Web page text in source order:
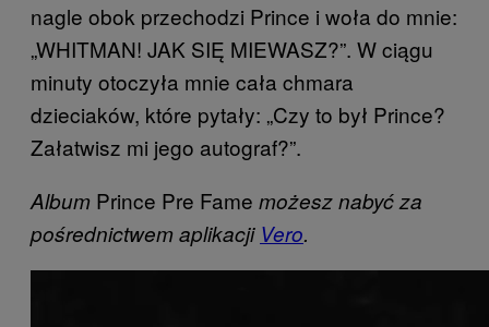
nagle obok przechodzi Prince i woła do mnie:
„WHITMAN! JAK SIĘ MIEWASZ?”. W ciągu
minuty otoczyła mnie cała chmara
dzieciaków, które pytały: „Czy to był Prince?
Załatwisz mi jego autograf?”.
Album Prince Pre Fame możesz nabyć za
pośrednictwem aplikacji Vero.